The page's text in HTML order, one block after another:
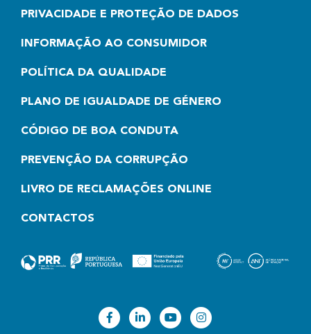
PRIVACIDADE E PROTEÇÃO DE DADOS
INFORMAÇÃO AO CONSUMIDOR
POLÍTICA DA QUALIDADE
PLANO DE IGUALDADE DE GÉNERO
CÓDIGO DE BOA CONDUTA
PREVENÇÃO DA CORRUPÇÃO
LIVRO DE RECLAMAÇÕES ONLINE
CONTACTOS